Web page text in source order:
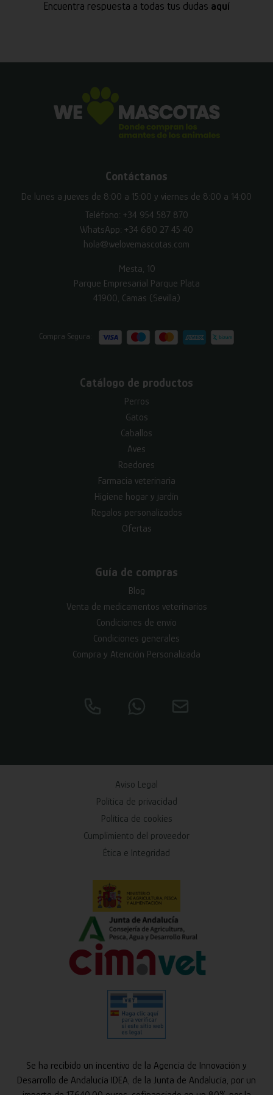
Encuentra respuesta a todas tus dudas aquí
Contáctanos
De lunes a jueves de 8:00 a 15:00 y viernes de 8:00 a 14:00
Teléfono: +34 954 587 870
WhatsApp: +34 680 27 45 40
hola@welovemascotas.com
Mesta, 10
Parque Empresarial Parque Plata
41900, Camas (Sevilla)
Compra Segura:
Catálogo de productos
Perros
Gatos
Caballos
Aves
Roedores
Farmacia veterinaria
Higiene hogar y jardín
Regalos personalizados
Ofertas
Guía de compras
Blog
Venta de medicamentos veterinarios
Condiciones de envío
Condiciones generales
Compra y Atención Personalizada
Aviso Legal
Política de privacidad
Política de cookies
Cumplimiento del proveedor
Ética e Integridad
Se ha recibido un incentivo de la Agencia de Innovación y
Desarrollo de Andalucía IDEA, de la Junta de Andalucía, por un